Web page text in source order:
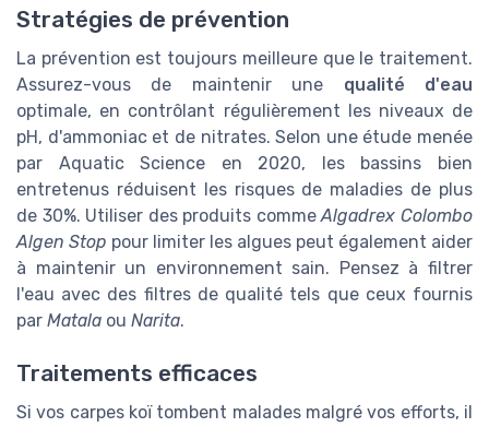
Stratégies de prévention
La prévention est toujours meilleure que le traitement.
Assurez-vous de maintenir une qualité d'eau
optimale, en contrôlant régulièrement les niveaux de
pH, d'ammoniac et de nitrates. Selon une étude menée
par Aquatic Science en 2020, les bassins bien
entretenus réduisent les risques de maladies de plus
de 30%. Utiliser des produits commeAlgadrex Colombo
Algen Stop pour limiter les algues peut également aider
à maintenir un environnement sain. Pensez à filtrer
l'eau avec des filtres de qualité tels que ceux fournis
par Matala ou Narita.
Traitements efficaces
Si vos carpes koï tombent malades malgré vos efforts, il